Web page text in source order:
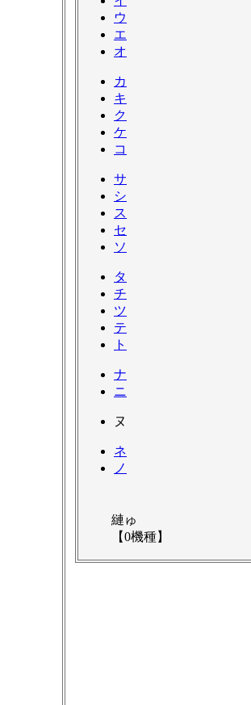
ウ
エ
オ
カ
キ
ク
ケ
コ
サ
シ
ス
セ
ソ
タ
チ
ツ
テ
ト
ナ
ニ
ヌ
ネ
ノ
縺ゅ
【0機種】